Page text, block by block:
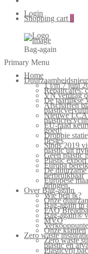
Login
Shopping cart 0
Bag-again
Primary Menu
Home
1 t/m 7 juni
Repaircafés:
VN verdrag
De jaarlijkse
Afschaffen
Nieuwe LCA
EU-raad
goed!
Droppie
flesjes
Sinds 2019
plastic uit
Geen plastic
Plastic
Europa
De
herbruikbaar
Europese
dringen.
Over Bag-again
Wie ben ik?
Onze
Bag-again in
FAQ
Bag-again®
MVO
Onze klanten
Zero waste
Zero waste
plastic en
Plasticvrij